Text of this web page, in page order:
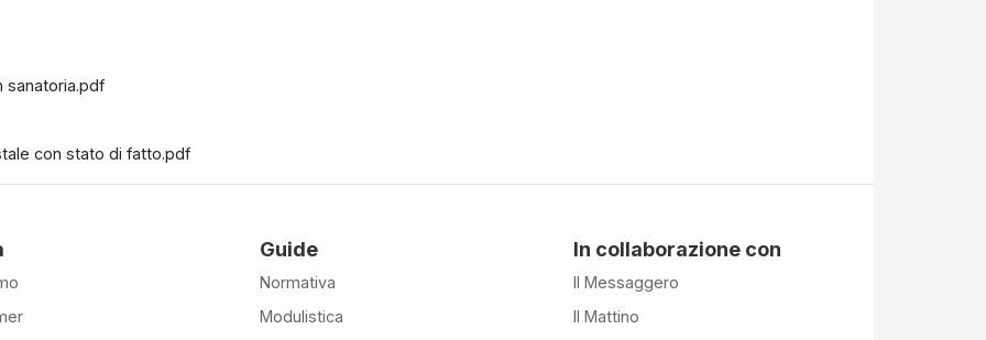
con stato di fatto.pdf
Guide
Normativa
Modulistica
In collaborazione con
Il Messaggero
Il Mattino